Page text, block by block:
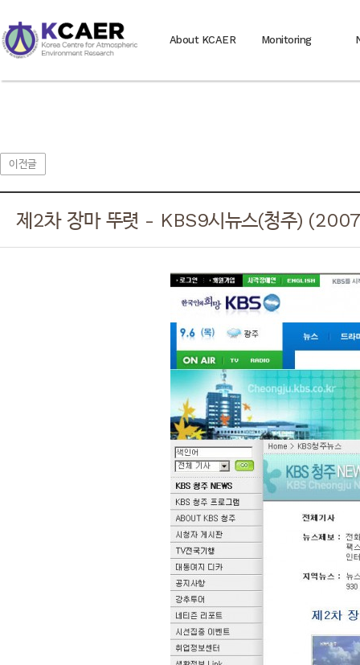
About KCAER Monitoring
이전글
제2차 장마 뚜렷 - KBS9시뉴스(청주)